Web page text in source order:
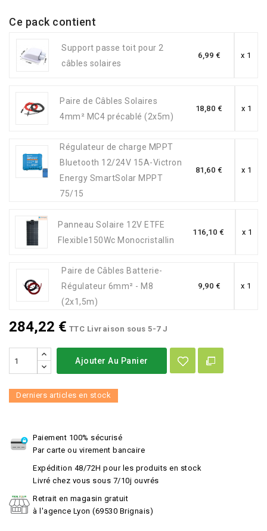
Ce pack contient
Support passe toit pour 2
câbles solaires
6,99 € x 1
Paire de Câbles Solaires
4mm² MC4 précablé (2x5m)
18,80 € x 1
Régulateur de charge MPPT
Bluetooth 12/24V 15A-Victron
Energy SmartSolar MPPT
75/15
81,60 € x 1
Panneau Solaire 12V ETFE
Flexible150Wc Monocristallin
116,10 € x 1
Paire de Câbles Batterie-
Régulateur 6mm² - M8
(2x1,5m)
9,90 € x 1
284,22 € TTC Livraison sous 5-7 J
Ajouter Au Panier
Derniers articles en stock
Paiement 100% sécurisé
Par carte ou virement bancaire
Expédition 48/72H pour les produits en stock
Livré chez vous sous 7/10j ouvrés
Retrait en magasin gratuit
à l'agence Lyon (69530 Brignais)